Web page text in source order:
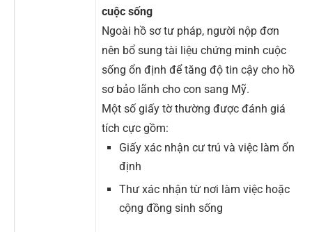
cuộc sống
Ngoài hồ sơ tư pháp, người nộp đơn
nên bổ sung tài liệu chứng minh cuộc
sống ổn định để tăng độ tin cậy cho hồ
sơ bảo lãnh cho con sang Mỹ.
Một số giấy tờ thường được đánh giá
tích cực gồm:
Giấy xác nhận cư trú và việc làm ổn
định
Thư xác nhận từ nơi làm việc hoặc
cộng đồng sinh sống